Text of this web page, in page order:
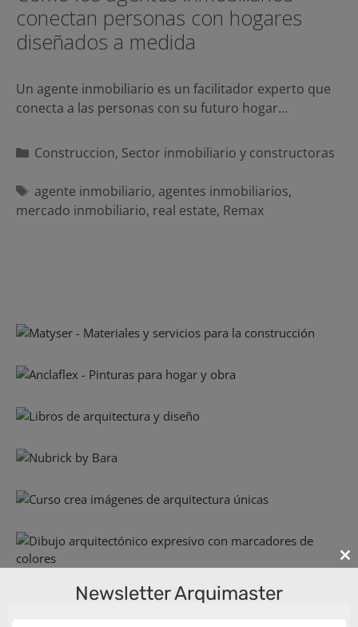
conectan personas con hogares
diseñados a medida
Un agente inmobiliario es un facilitador experto que
conecta a las personas con su futuro hogar…
Categorías
Construccion, Sector inmobiliario y constructoras
Etiquetas
agente inmobiliario, agentes inmobiliarios,
mercado inmobiliario, real estate, Remax
Newsletter Arquimaster